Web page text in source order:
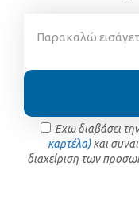
Έχω διαβάσει
καρτέλα)και
διαχείριση των